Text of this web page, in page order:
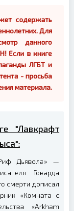
содержать
Для
данного
Если в книге
ЛГБТ и
- просьба
материала.
"Лавкрафт
Дьявола» —
Говарда
смерти дописал
«Комната с
«Arkham